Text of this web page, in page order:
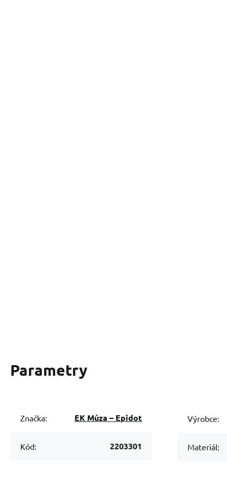
Parametry
Značka: EK Múza – Epidot
Kód: 2203301
Výrobce:
Materiál: